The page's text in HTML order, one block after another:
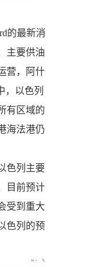
的最新消
主要供油
营，阿什
，以色列
有区域的
海法港仍
色列主要
目前预计
受到重大
色列的预